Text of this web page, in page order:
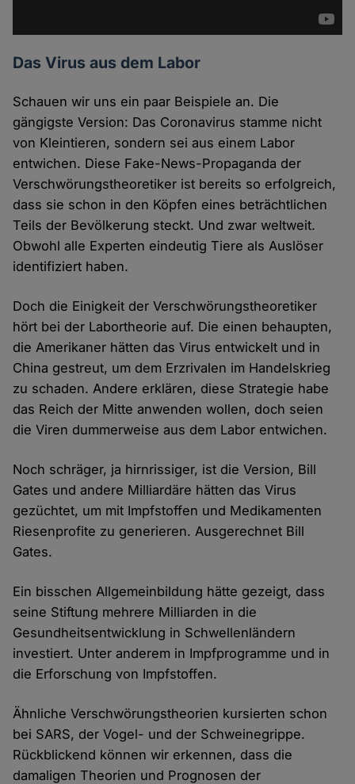
Das Virus aus dem Labor
Schauen wir uns ein paar Beispiele an. Die
gängigste Version: Das Coronavirus stamme nicht
von Kleintieren, sondern sei aus einem Labor
entwichen. Diese Fake-News-Propaganda der
Verschwörungstheoretiker ist bereits so erfolgreich,
dass sie schon in den Köpfen eines beträchtlichen
Teils der Bevölkerung steckt. Und zwar weltweit.
Obwohl alle Experten eindeutig Tiere als Auslöser
identifiziert haben.
Doch die Einigkeit der Verschwörungstheoretiker
hört bei der Labortheorie auf. Die einen behaupten,
die Amerikaner hätten das Virus entwickelt und in
China gestreut, um dem Erzrivalen im Handelskrieg
zu schaden. Andere erklären, diese Strategie habe
das Reich der Mitte anwenden wollen, doch seien
die Viren dummerweise aus dem Labor entwichen.
Noch schräger, ja hirnrissiger, ist die Version, Bill
Gates und andere Milliardäre hätten das Virus
gezüchtet, um mit Impfstoffen und Medikamenten
Riesenprofite zu generieren. Ausgerechnet Bill
Gates.
Ein bisschen Allgemeinbildung hätte gezeigt, dass
seine Stiftung mehrere Milliarden in die
Gesundheitsentwicklung in Schwellenländern
investiert. Unter anderem in Impfprogramme und in
die Erforschung von Impfstoffen.
Ähnliche Verschwörungstheorien kursierten schon
bei SARS, der Vogel- und der Schweinegrippe.
Rückblickend können wir erkennen, dass die
damaligen Theorien und Prognosen der